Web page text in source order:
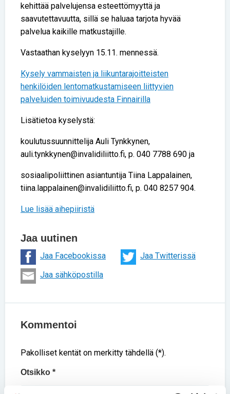
kehittää palvelujensa esteettömyyttä ja
saavutettavuutta, sillä se haluaa tarjota hyvää
palvelua kaikille matkustajille.
Vastaathan kyselyyn 15.11. mennessä.
Kysely vammaisten ja liikuntarajoitteisten
henkilöiden lentomatkustamiseen liittyvien
palveluiden toimivuudesta Finnairilla
Lisätietoa kyselystä:
koulutussuunnittelija Auli Tynkkynen,
auli.tynkkynen@invalidiliitto.fi, p. 040 7788 690 ja
sosiaalipoliittinen asiantuntija Tiina Lappalainen,
tiina.lappalainen@invalidiliitto.fi, p. 040 8257 904.
Lue lisää aihepiiristä
Jaa uutinen
Jaa Facebookissa
Jaa Twitterissä
Jaa sähköpostilla
Kommentoi
Pakolliset kentät on merkitty tähdellä (*).
Otsikko *